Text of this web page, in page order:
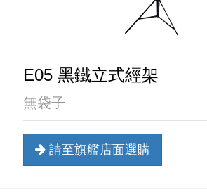
E05 黑鐵立式經架
無袋子
請至旗艦店面選購